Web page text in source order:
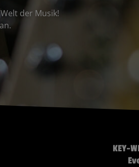
der Musik!
KEY-